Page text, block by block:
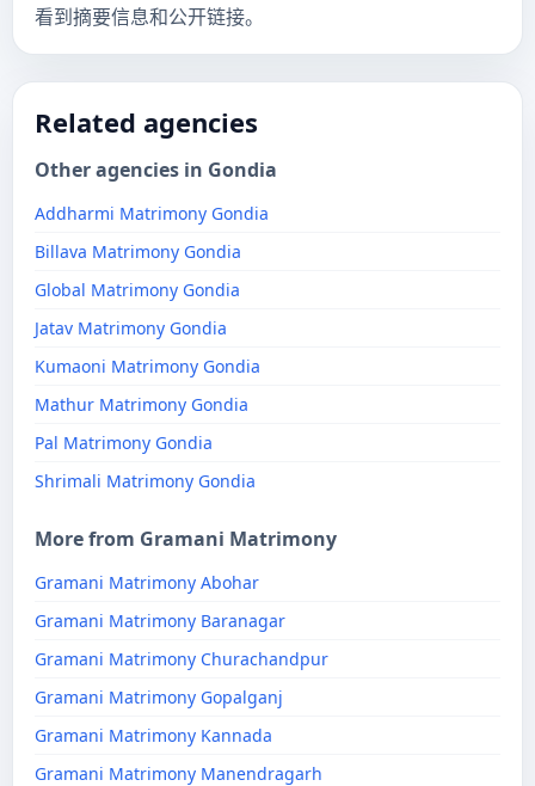
看到摘要信息和公开链接。
Related agencies
Other agencies in Gondia
Addharmi Matrimony Gondia
Billava Matrimony Gondia
Global Matrimony Gondia
Jatav Matrimony Gondia
Kumaoni Matrimony Gondia
Mathur Matrimony Gondia
Pal Matrimony Gondia
Shrimali Matrimony Gondia
More from Gramani Matrimony
Gramani Matrimony Abohar
Gramani Matrimony Baranagar
Gramani Matrimony Churachandpur
Gramani Matrimony Gopalganj
Gramani Matrimony Kannada
Gramani Matrimony Manendragarh